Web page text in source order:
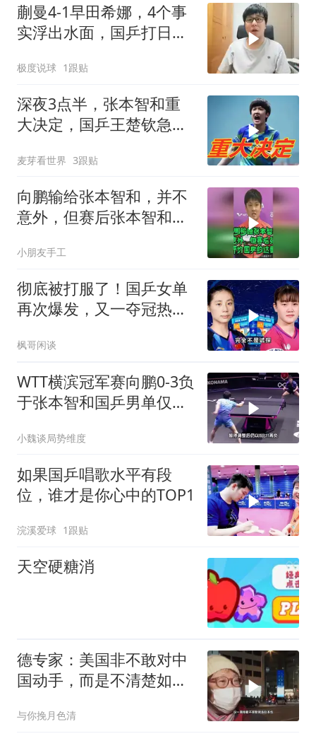
蒯曼4-1早田希娜，4个事
实浮出水面，国乒打日本
极度说球 1跟贴
深夜3点半，张本智和重
大决定，国乒王楚钦急了
麦芽看世界 3跟贴
向鹏输给张本智和，并不
意外，但赛后张本智和评
小朋友手工
彻底被打服了！国乒女单
再次爆发，又一夺冠热门
枫哥闲谈
WTT横滨冠军赛向鹏0-3负
于张本智和国乒男单仅剩
小魏谈局势维度
如果国乒唱歌水平有段
位，谁才是你心中的TOP1
浣溪爱球 1跟贴
天空硬糖消
德专家：美国非不敢对中
国动手，而是不清楚如何
与你挽月色清